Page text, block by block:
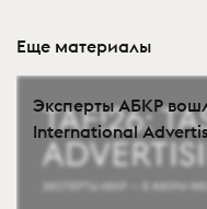
Еще материалы
Эксперты АБКР
International